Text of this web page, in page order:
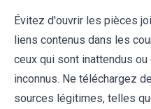
Évitez d'ouvrir les pièces
liens contenus dans les
ceux qui sont inattendus
inconnus. Ne téléchargez
sources légitimes, telles